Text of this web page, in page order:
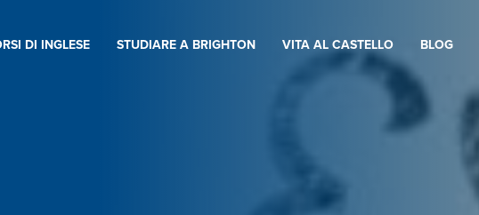
DI INGLESE STUDIARE A BRIGHTON VITA AL CASTELLO BLOG